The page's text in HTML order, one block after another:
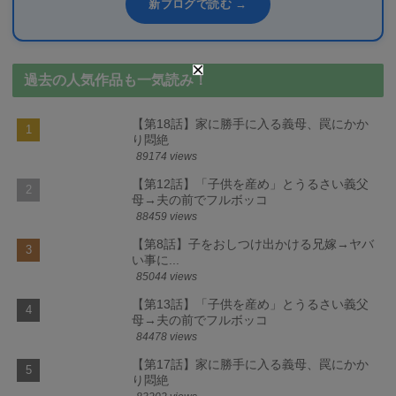
新ブログで読む →
過去の人気作品も一気読み！
【第18話】家に勝手に入る義母、罠にかか
り悶絶
89174 views
【第12話】「子供を産め」とうるさい義父
母→夫の前でフルボッコ
88459 views
【第8話】子をおしつけ出かける兄嫁→ヤバ
い事に...
85044 views
【第13話】「子供を産め」とうるさい義父
母→夫の前でフルボッコ
84478 views
【第17話】家に勝手に入る義母、罠にかか
り悶絶